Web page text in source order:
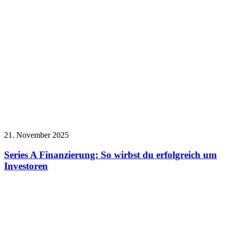
21. November 2025
Series A Finanzierung: So wirbst du erfolgreich um
Investoren